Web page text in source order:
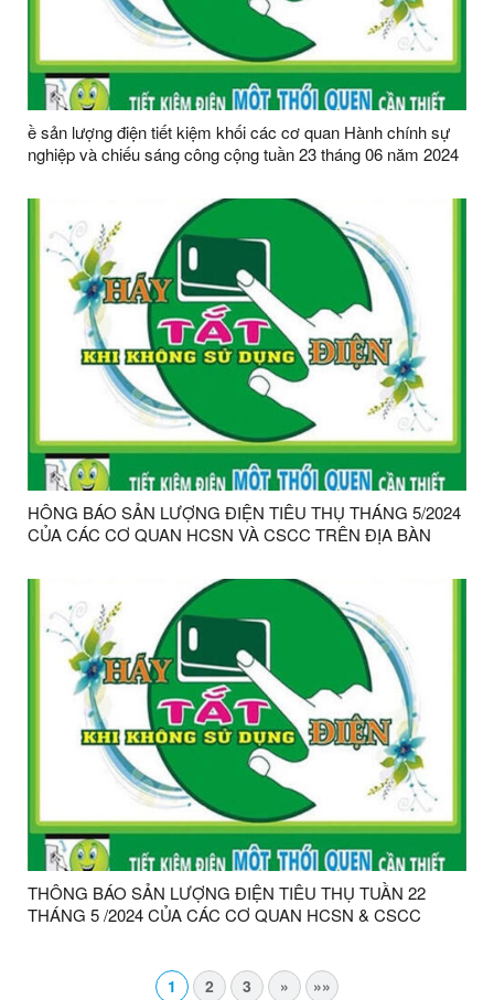
ề sản lượng điện tiết kiệm khối các cơ quan Hành chính sự
nghiệp và chiếu sáng công cộng tuần 23 tháng 06 năm 2024
HÔNG BÁO SẢN LƯỢNG ĐIỆN TIÊU THỤ THÁNG 5/2024
CỦA CÁC CƠ QUAN HCSN VÀ CSCC TRÊN ĐỊA BÀN
THÔNG BÁO SẢN LƯỢNG ĐIỆN TIÊU THỤ TUẦN 22
THÁNG 5 /2024 CỦA CÁC CƠ QUAN HCSN & CSCC
1 2 3 » »»